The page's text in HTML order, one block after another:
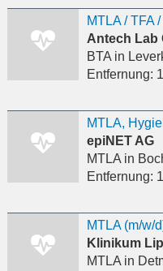
Antech Lab
BTAin
Entfernung:
epiNET AG
MTLAin
Entfernung:
MTLA (m/w/
Klinikum
MTLAin